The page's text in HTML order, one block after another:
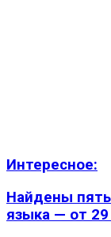
Интересное:
Найдены
языка — от